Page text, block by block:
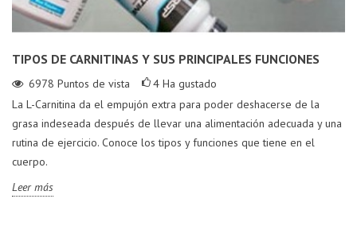
TIPOS DE CARNITINAS Y SUS PRINCIPALES FUNCIONES
6978 Puntos de vista 4 Ha gustado
La L-Carnitina da el empujón extra para poder deshacerse de la
grasa indeseada después de llevar una alimentación adecuada y una
rutina de ejercicio. Conoce los tipos y funciones que tiene en el
cuerpo.
Leer más